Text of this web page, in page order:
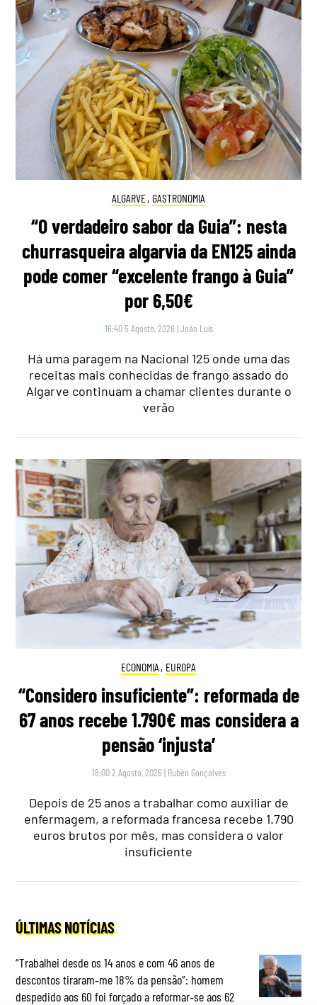
ALGARVE, GASTRONOMIA
“O verdadeiro sabor da Guia”: nesta
churrasqueira algarvia da EN125 ainda
pode comer “excelente frango à Guia”
por 6,50€
16:40 5 Agosto, 2026 |João Luís
Há uma paragem na Nacional 125 onde uma das
receitas mais conhecidas de frango assado do
Algarve continuam a chamar clientes durante o
verão
ECONOMIA , EUROPA
“Considero insuficiente”: reformada de
67 anos recebe 1.790€ mas considera a
pensão ‘injusta’
18:00 2 Agosto, 2026 | Rubén Gonçalves
Depois de 25 anos a trabalhar como auxiliar de
enfermagem, a reformada francesa recebe 1.790
euros brutos por mês, mas considera o valor
insuficiente
ÚLTIMAS NOTÍCIAS
“Trabalhei desde os 14 anos e com 46 anos de
descontos tiraram‑me 18% da pensão”: homem
despedido aos 60 foi forçado a reformar‑se aos 62